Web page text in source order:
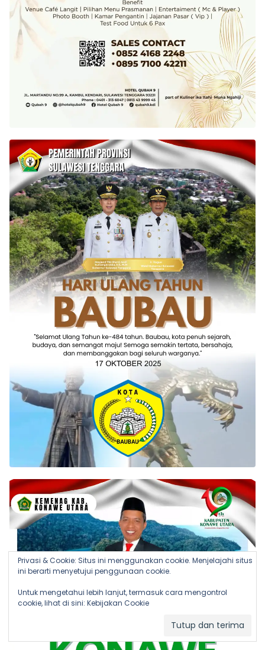
Privasi & Cookie: Situs ini menggunakan cookie. Menjelajahi situs
ini berarti menyetujui penggunaan cookie.
Untuk mengetahui lebih lanjut, termasuk cara mengontrol
cookie, lihat di sini: Kebijakan Cookie